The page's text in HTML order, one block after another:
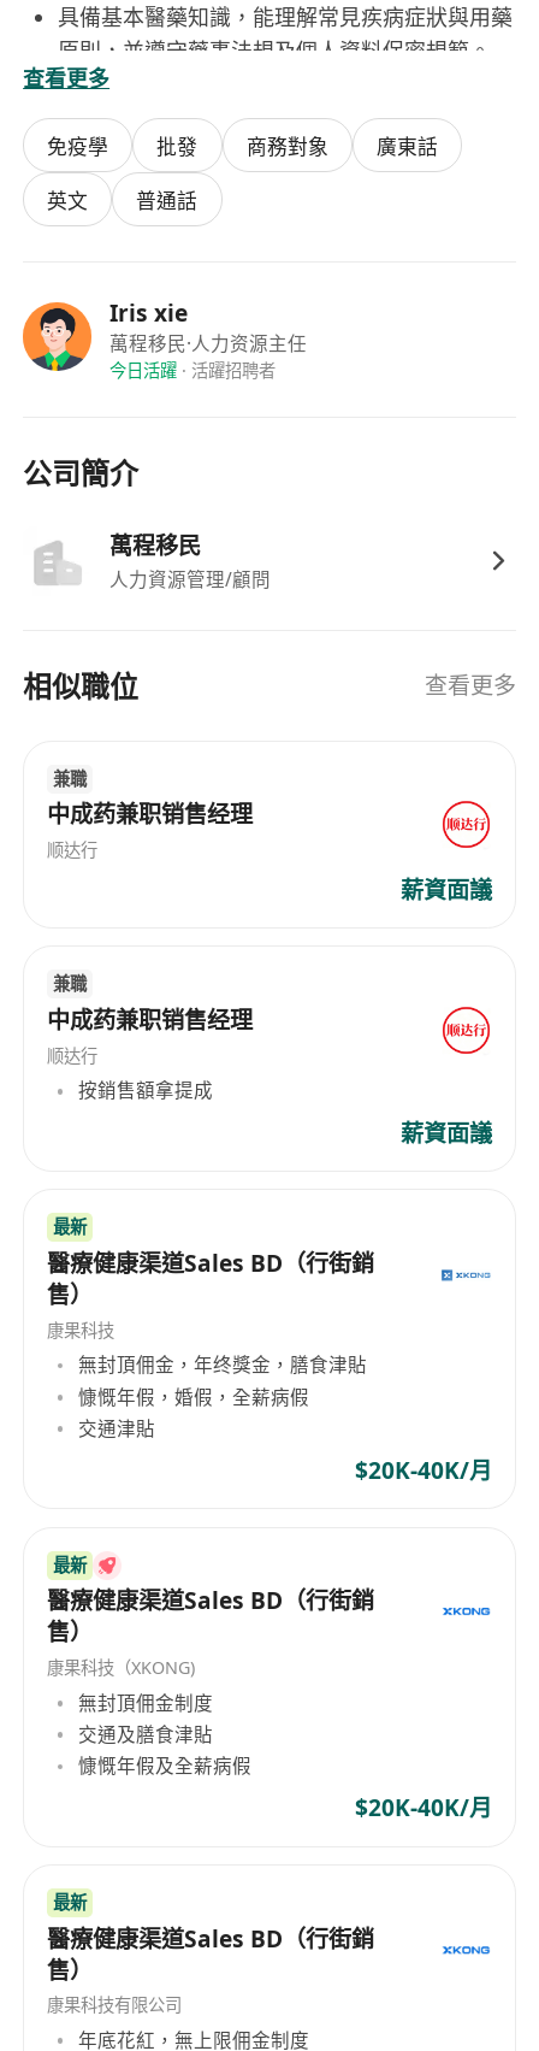
具備基本醫藥知識，能理解常見疾病症狀與用藥
原則，並遵守藥事法規及個人資料保密規範。
溝通表達清晰有耐心，能以同理心服務不同年齡
層顧客，尤其長者與慢性病患族羣。
具責任感與細心度，能獨立作業並配合團隊協
作，適應藥房彈性排班與週末輪值安排。
查看更多
免疫學 批發 商務對象
廣東話
英文
普通話
Iris xie
萬程移民·人力资源主任
今日活躍· 活躍招聘者
公司簡介
萬程移民
人力資源管理/顧問
相似職位 查看更多
兼職
中成药兼职销售经理
顺达行
薪資面議
兼職
中成药兼职销售经理
顺达行
按銷售額拿提成
薪資面議
最新
醫療健康渠道Sales BD（行街銷
售）
康果科技
無封頂佣金，年终獎金，膳食津貼
慷慨年假，婚假，全薪病假
交通津貼
$20K-40K/月
最新
醫療健康渠道Sales BD（行街銷
售）
康果科技（XKONG)
無封頂佣金制度
交通及膳食津貼
慷慨年假及全薪病假
$20K-40K/月
最新
醫療健康渠道Sales BD（行街銷
售）
康果科技有限公司
年底花紅，無上限佣金制度